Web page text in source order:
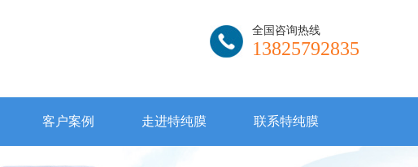
全国咨询热线
13825792835
客户案例 走进特纯膜 联系特纯膜